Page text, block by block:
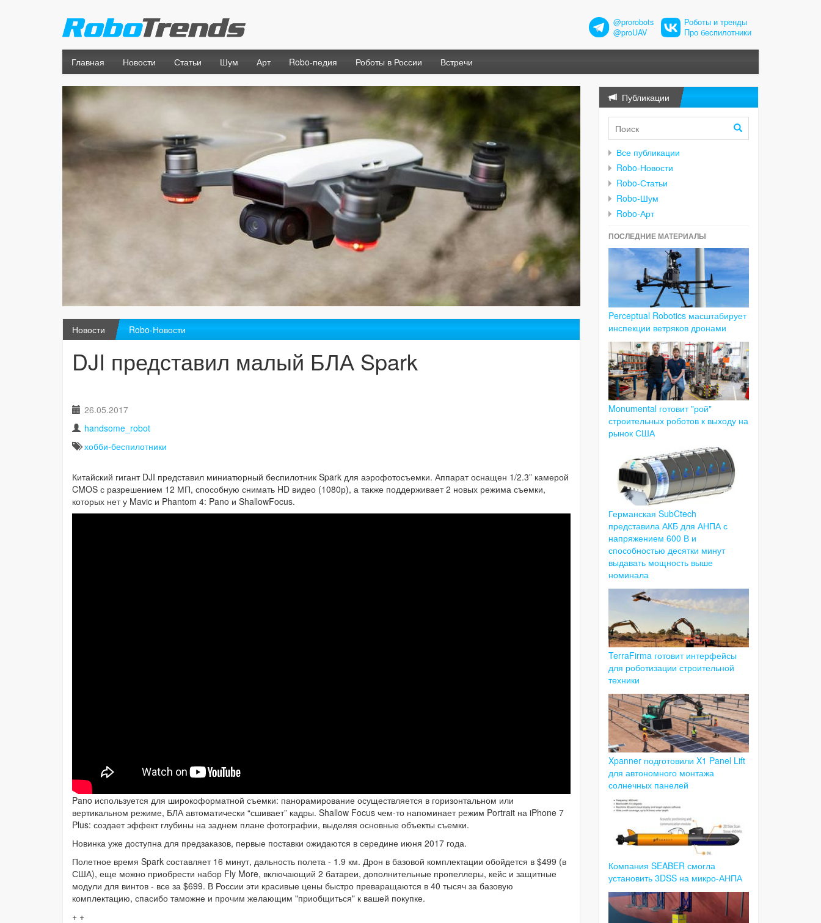
@prorobots
@proUAV
Роботы и тренды
Про беспилотники
Главная Новости Статьи Шум Арт Robo-педия Роботы в России Встречи
Новости Robo-Новости
DJI представил малый БЛА Spark
26.05.2017
handsome_robot
хобби-беспилотники
Китайский гигант DJI представил миниатюрный беспилотник Spark для аэрофотосъемки. Аппарат оснащен 1/2.3” камерой
CMOS с разрешением 12 МП, способную снимать HD видео (1080р), а также поддерживает 2 новых режима съемки,
которых нет у Mavic и Phantom 4: Pano и ShallowFocus.
Pano используется для широкоформатной съемки: панорамирование осуществляется в горизонтальном или
вертикальном режиме, БЛА автоматически “сшивает” кадры. Shallow Focus чем-то напоминает режим Portrait на iPhone 7
Plus: создает эффект глубины на заднем плане фотографии, выделяя основные объекты съемки.
Новинка уже доступна для предзаказов, первые поставки ожидаются в середине июня 2017 года.
Полетное время Spark составляет 16 минут, дальность полета - 1.9 км. Дрон в базовой комплектации обойдется в $499 (в
США), еще можно приобрести набор Fly More, включающий 2 батареи, дополнительные пропеллеры, кейс и защитные
модули для винтов - все за $699. В России эти красивые цены быстро преваращаются в 40 тысяч за базовую
комплектацию, спасибо таможне и прочим желающим "приобщиться" к вашей покупке.
+ +
Публикации
Все публикации
Robo-Новости
Robo-Статьи
Robo-Шум
Robo-Арт
ПОСЛЕДНИЕ МАТЕРИАЛЫ
Perceptual Robotics масштабирует
инспекции ветряков дронами
Monumental готовит "рой"
строительных роботов к выходу на
рынок США
Германская SubCtech
представила АКБ для АНПА с
напряжением 600 В и
способностью десятки минут
выдавать мощность выше
номинала
TerraFirma готовит интерфейсы
для роботизации строительной
техники
Xpanner подготовили X1 Panel Lift
для автономного монтажа
солнечных панелей
Компания SEABER смогла
установить 3DSS на микро-АНПА